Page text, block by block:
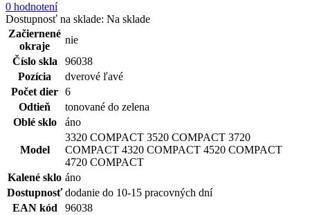
0 hodnotení
Dostupnosť na sklade: Na sklade
Začiernené
okraje
nie
Číslo skla
96038
Pozícia
dverové ľavé
Počet dier 6
Odtieň
tonované do zelena
Oblé sklo
áno
Model
3320 COMPACT 3520 COMPACT 3720
COMPACT 4320 COMPACT 4520 COMPACT
4720 COMPACT
Kalené sklo áno
Dostupnosť dodanie do 10-15 pracovných dní
EAN kód
96038